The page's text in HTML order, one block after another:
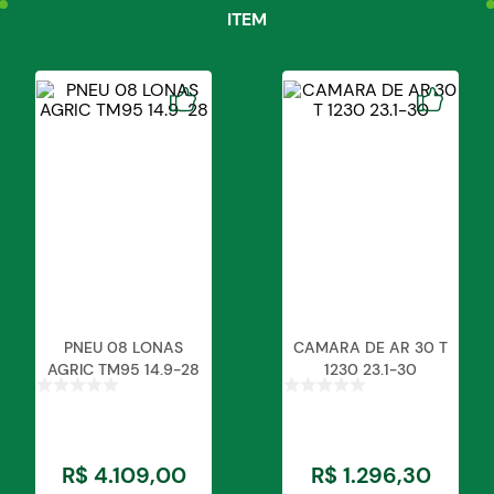
qualidade faz parte do seu lema centenário e
Detalhes técnicos:
ITEM
PNEU 08 LONAS
AGRIC TM95 14.9-28
R$ 4.109,00
CAMARA DE AR 30 T
1230 23.1-30
R$ 1.296,30